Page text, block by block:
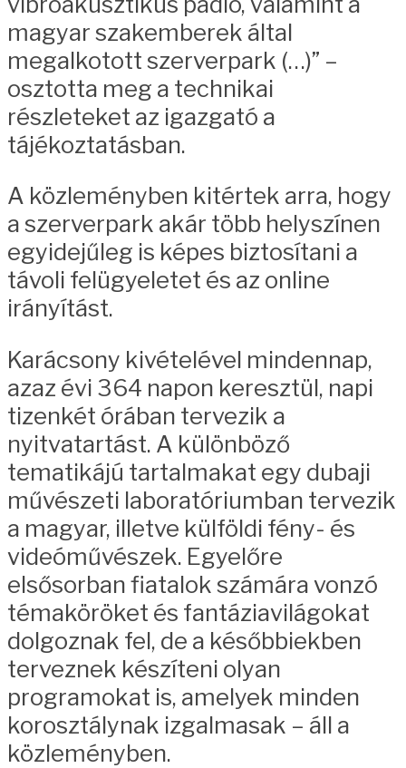
magyar szakemberek által
megalkotott szerverpark (…)” –
osztotta meg a technikai
részleteket az igazgató a
tájékoztatásban.
A közleményben kitértek arra, hogy
a szerverpark akár több helyszínen
egyidejűleg is képes biztosítani a
távoli felügyeletet és az online
irányítást.
Karácsony kivételével mindennap,
azaz évi 364 napon keresztül, napi
tizenkét órában tervezik a
nyitvatartást. A különböző
tematikájú tartalmakat egy dubaji
művészeti laboratóriumban tervezik
a magyar, illetve külföldi fény- és
videóművészek. Egyelőre
elsősorban fiatalok számára vonzó
témaköröket és fantáziavilágokat
dolgoznak fel, de a későbbiekben
terveznek készíteni olyan
programokat is, amelyek minden
korosztálynak izgalmasak – áll a
közleményben.